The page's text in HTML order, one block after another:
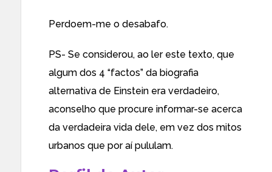
Perdoem-me o desabafo.
PS- Se considerou, ao ler este texto, que
algum dos 4 “factos” da biografia
alternativa de Einstein era verdadeiro,
aconselho que procure informar-se acerca
da verdadeira vida dele, em vez dos mitos
urbanos que por aí pululam.